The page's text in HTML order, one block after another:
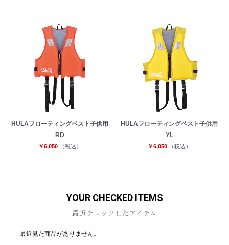
HULAフローティングベスト子供用
RD
￥6,050 （税込）
HULAフローティングベスト子供用
YL
￥6,050 （税込）
YOUR CHECKED ITEMS
最近チェックしたアイテム
最近見た商品がありません。